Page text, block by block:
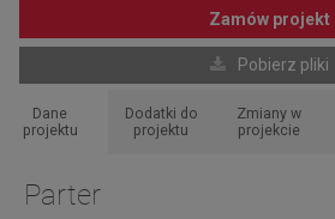
Zamów projekt
Pobierz pliki
Dane
projektu
Dodatki do
projektu
Zmiany w
projekcie
Parter